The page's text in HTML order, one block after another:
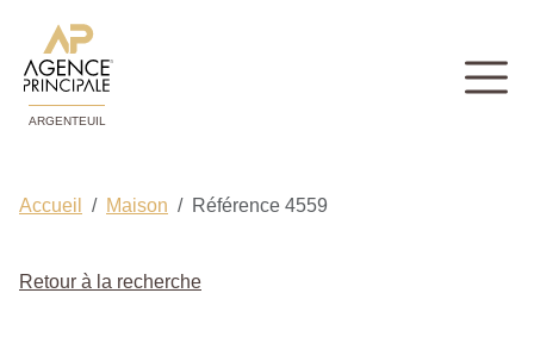
ARGENTEUIL
Accueil Maison Référence 4559
Retour à la recherche